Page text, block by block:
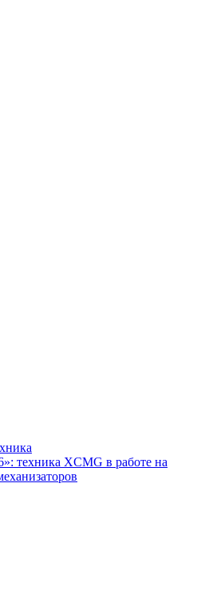
техника XCMG в работе на